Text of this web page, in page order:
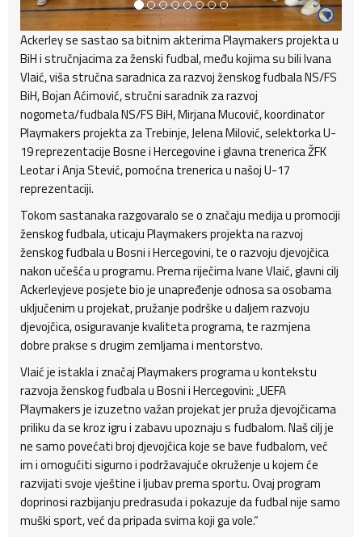
Ackerley se sastao sa bitnim akterima Playmakers projekta u
BiH i stručnjacima za ženski fudbal, među kojima su bili Ivana
Vlaić, viša stručna saradnica za razvoj ženskog fudbala NS/FS
BiH, Bojan Aćimović, stručni saradnik za razvoj
nogometa/fudbala NS/FS BiH, Mirjana Mucović, koordinator
Playmakers projekta za Trebinje, Jelena Milović, selektorka U-
19 reprezentacije Bosne i Hercegovine i glavna trenerica ŽFK
Leotar i Anja Stević, pomoćna trenerica u našoj U-17
reprezentaciji.
Tokom sastanaka razgovaralo se o značaju medija u promociji
ženskog fudbala, uticaju Playmakers projekta na razvoj
ženskog fudbala u Bosni i Hercegovini, te o razvoju djevojčica
nakon učešća u programu. Prema riječima Ivane Vlaić, glavni cilj
Ackerleyjeve posjete bio je unapređenje odnosa sa osobama
uključenim u projekat, pružanje podrške u daljem razvoju
djevojčica, osiguravanje kvaliteta programa, te razmjena
dobre prakse s drugim zemljama i mentorstvo.
Vlaić je istakla i značaj Playmakers programa u kontekstu
razvoja ženskog fudbala u Bosni i Hercegovini: „UEFA
Playmakers je izuzetno važan projekat jer pruža djevojčicama
priliku da se kroz igru i zabavu upoznaju s fudbalom. Naš cilj je
ne samo povećati broj djevojčica koje se bave fudbalom, već
im i omogućiti sigurno i podržavajuće okruženje u kojem će
razvijati svoje vještine i ljubav prema sportu. Ovaj program
doprinosi razbijanju predrasuda i pokazuje da fudbal nije samo
muški sport, već da pripada svima koji ga vole.“